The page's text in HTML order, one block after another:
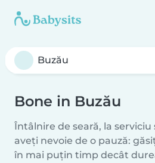
Bone in Buzău
Întâlnire de seară, la
aveți nevoie de o pauză:
în mai puțin timp decât